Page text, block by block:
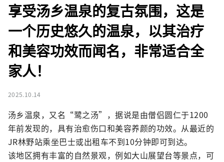
享受汤乡温泉的复古氛围，这是
一个历史悠久的温泉，以其治疗
和美容功效而闻名，非常适合全
家人！
2025.10.14
汤乡温泉，又名“鹭之汤”，据说是由僧侣圆仁于1200
年前发现的，具有治愈伤口和美容养颜的功效。从最近的
JR林野站乘坐巴士或出租车不到10分钟即可到达。
该地区拥有丰富的自然景观，例如大山展望台等景点，可